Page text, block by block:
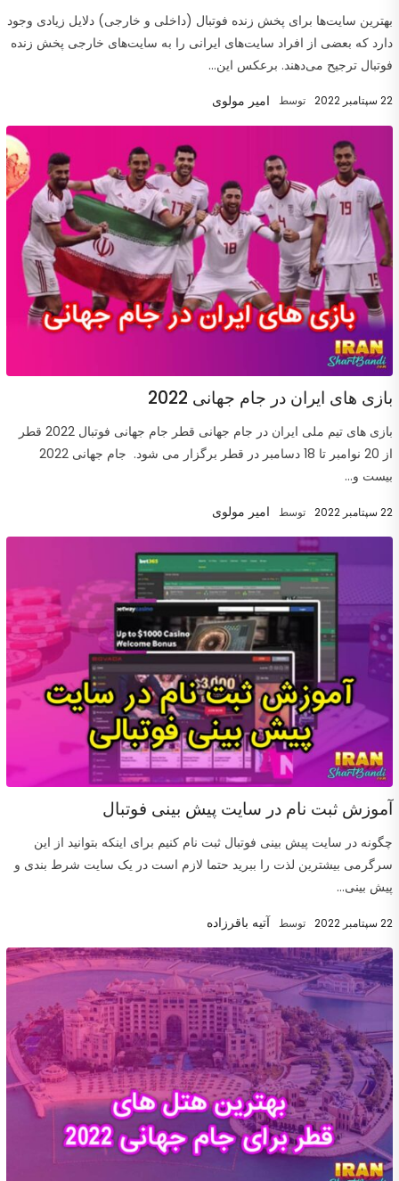
بهترین سایت‌ها برای پخش زنده فوتبال (داخلی و خارجی) دلایل زیادی وجود
دارد که بعضی از افراد سایت‌های ایرانی را به سایت‌های خارجی پخش زنده
فوتبال ترجیح می‌دهند. برعکس این...
22 سپتامبر 2022 توسط امیر مولوی
بازی های ایران در جام جهانی 2022
بازی های تیم ملی ایران در جام جهانی قطر جام جهانی فوتبال 2022 قطر
از 20 نوامبر تا 18 دسامبر در قطر برگزار می شود. جام جهانی 2022
بیست و...
22 سپتامبر 2022 توسط امیر مولوی
آموزش ثبت نام در سایت پیش بینی فوتبال
چگونه در سایت پیش بینی فوتبال ثبت نام کنیم برای اینکه بتوانید از این
سرگرمی بیشترین لذت را ببرید حتما لازم است در یک سایت شرط بندی و
پیش بینی...
22 سپتامبر 2022 توسط آتیه باقرزاده